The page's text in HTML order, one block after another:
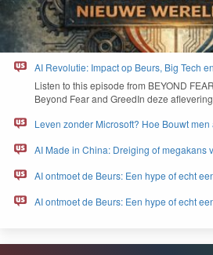
AI Revolutie: Impact op Beurs, Big Tech
BEYOND FEAR and GREED
Lis­ten to this episode from BEYOND FEAR
Beyond Fear and Greed­In deze
Leven zonder Microsoft? Hoe Bouwt
AI Made in China: Dreiging of megakans
AI ontmoet de Beurs: Een hype of echt
AI ontmoet de Beurs: Een hype of echt